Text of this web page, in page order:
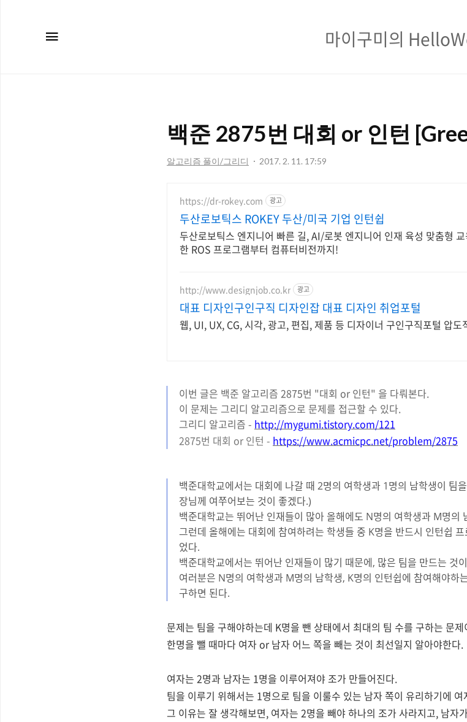
이
의
마이구미의
백준 2875번 대회 or 인턴
알고리즘 풀이/그리디 2017. 2. 11. 17:59
https://dr-rokey.com 광고
두산로보틱스 ROKEY 두산/미국 기업 인턴쉽
두산로보틱스 엔지니어 빠른 길, AI/로봇 엔지니어 인재 육성 맞춤형
한 ROS 프로그램부터 컴퓨터비전까지!
http://www.designjob.co.kr 광고
대표 디자인구인구직 디자인잡 대표 디자인 취업포털
웹, UI, UX, CG, 시각, 광고, 편집, 제품 등 디자이너 구인구직포털 압도
이번 글은 백준 알고리즘 2875번 "대회 or 인턴" 을 다뤄본다.
이 문제는 그리디 알고리즘으로 문제를 접근할 수 있다.
그리디 알고리즘 - http://mygumi.tistory.com/121
2875번 대회 or 인턴 - https://www.acmicpc.net/problem/2875
백준대학교에서는 대회에 나갈 때 2명의 여학생과 1명의 남학생이 팀
장님께 여쭈어보는 것이 좋겠다.)
백준대학교는 뛰어난 인재들이 많아 올해에도 N명의 여학생과 M명의
그런데 올해에는 대회에 참여하려는 학생들 중 K명을 반드시 인턴쉽
었다.
백준대학교에서는 뛰어난 인재들이 많기 때문에, 많은 팀을 만드는 것
여러분은 N명의 여학생과 M명의 남학생, K명의 인턴쉽에 참여해야하
구하면 된다.
문제는 팀을 구해야하는데 K명을 뺀 상태에서 최대의 팀 수를 구하는 문제
한명을 뺄 때마다 여자 or 남자 어느 쪽을 빼는 것이 최선일지 알아야한다.
여자는 2명과 남자는 1명을 이루어져야 조가 만들어진다.
팀을 이루기 위해서는 1명으로 팀을 이룰수 있는 남자 쪽이 유리하기에
그 이유는 잘 생각해보면, 여자는 2명을 빼야 하나의 조가 사라지고, 남자